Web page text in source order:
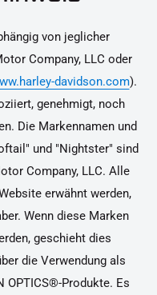
von jeglicher
Company, LLC oder
davidson.com).
genehmigt, noch
Die Markennamen und
und "Nightster" sind
Company, LLC. Alle
erwähnt werden,
Wenn diese Marken
geschieht dies
die Verwendung als
OPTICS®-Produkte. Es